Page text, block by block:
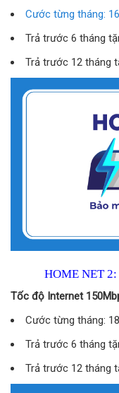
Cước từng tháng:
Trả trước 6 tháng
Trả trước 12 tháng
HOME NET
Tốc độ Internet
Cước từng tháng:
Trả trước 6 tháng
Trả trước 12 tháng